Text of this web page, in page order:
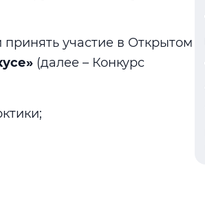
участие в Открытом
(далее – Конкурс